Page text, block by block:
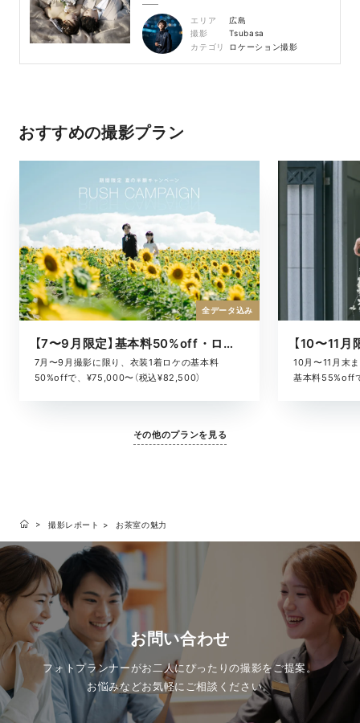
エリア
広島
撮影
Tsubasa
カテゴリ
ロケーション撮影
おすすめの撮影プラン
【7〜9月限定】基本料50%off・ロケキャンペーン
7月〜9月撮影に限り、衣装1着ロケの基本料
50%offで、¥75,000〜（税込¥82,500）
全データ込み
10月〜11月末
基本料55%off
その他のプランを見る
撮影レポート お茶室の魅力
お問い合わせ
フォトプランナーがお二人にぴったりの撮影をご提案。
お悩みなどお気軽にご相談ください。